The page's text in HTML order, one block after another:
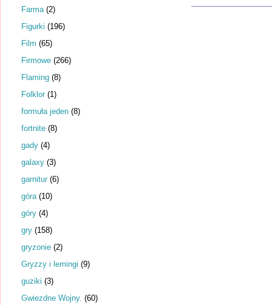
Farma (2)
Figurki (196)
Film (65)
Firmowe (266)
Flaming (8)
Folklor (1)
formuła jeden (8)
fortnite (8)
gady (4)
galaxy (3)
garnitur (6)
góra (10)
góry (4)
gry (158)
gryzonie (2)
Gryzzy i lemingi (9)
guziki (3)
Gwiezdne Wojny. (60)